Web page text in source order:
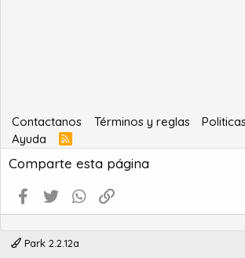
Contactanos Términos y reglas
Ayuda
R
S
S
Comparte esta página
Facebook
Twitter WhatsApp
Park 2.2.12a